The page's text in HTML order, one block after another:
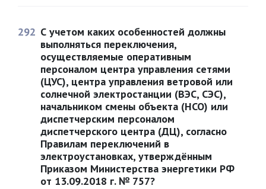
292 С учетом каких особенностей должны
выполняться переключения,
осуществляемые оперативным
персоналом центра управления сетями
(ЦУС), центра управления ветровой или
солнечной электростанции (ВЭС, СЭС),
начальником смены объекта (НСО) или
диспетчерским персоналом
диспетчерского центра (ДЦ), согласно
Правилам переключений в
электроустановках, утверждённым
Приказом Министерства энергетики РФ
от 13.09.2018 г. № 757?